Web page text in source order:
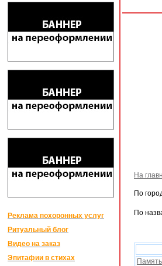
Реклама похоронных услуг
Ритуальный блог
Видео на заказ
Эпитафии в стихах
На
По
По
Память